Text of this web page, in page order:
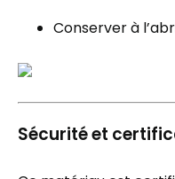
Conserver à
Sécurité et